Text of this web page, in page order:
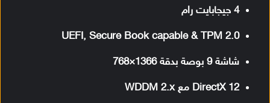
4 جيجابايت رام
UEFI, Secure Book capable & TPM 2.0
شاشة 9 بوصة بدقة 1366×768
DirectX 12 مع WDDM 2.x